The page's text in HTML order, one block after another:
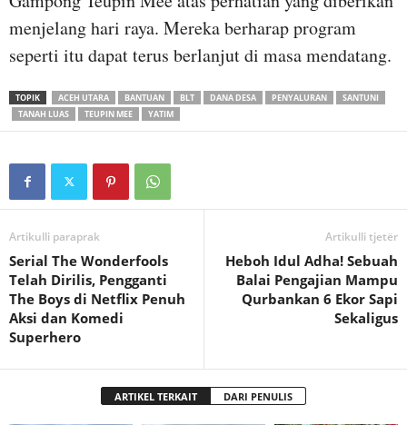
menjelang hari raya. Mereka berharap program
seperti itu dapat terus berlanjut di masa mendatang.
TOPIK ACEH UTARA BANTUAN BLT DANA DESA PENYALURAN
SANTUNI
TANAH LUAS
TEUPIN MEE YATIM
Artikulli paraprak
Serial The Wonderfools
Telah Dirilis, Pengganti
The Boys di Netflix Penuh
Aksi dan Komedi
Superhero
Artikulli tjetër
Heboh Idul Adha! Sebuah
Balai Pengajian Mampu
Qurbankan 6 Ekor Sapi
Sekaligus
ARTIKEL TERKAIT DARI PENULIS